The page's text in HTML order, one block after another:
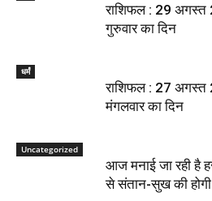
राशिफल : 29 अगस्त
गुरुवार का दिन
धर्मं
राशिफल : 27 अगस्त
मंगलवार का दिन
Uncategorized
आज मनाई जा रही है
से संतान-सुख की होगी